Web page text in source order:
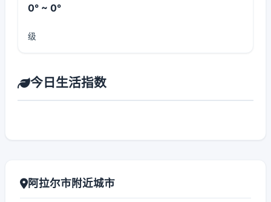
0° ~ 0°
级
今日生活指数
阿拉尔市附近城市